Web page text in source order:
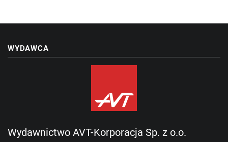
WYDAWCA
Wydawnictwo AVT-Korporacja Sp. z o.o.